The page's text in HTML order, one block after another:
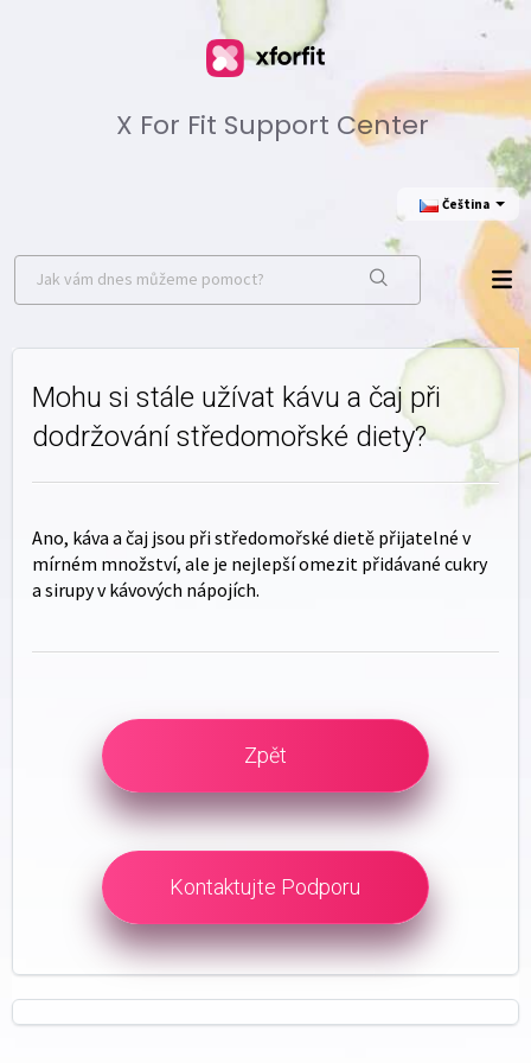
X For Fit Support Center
Čeština
Mohu si stále užívat kávu a čaj při
dodržování středomořské diety?
Ano, káva a čaj jsou při středomořské dietě přijatelné v
mírném množství, ale je nejlepší omezit přidávané cukry
a sirupy v kávových nápojích.
Zpět
Kontaktujte Podporu